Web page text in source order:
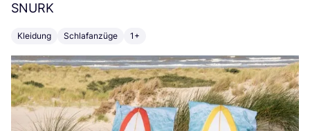
SNURK
Kleidung Schlafanzüge 1+